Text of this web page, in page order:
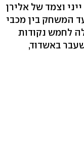
וצמד של אלירן
המשחק בין מכבי
לחמש נקודות
באשדוד,